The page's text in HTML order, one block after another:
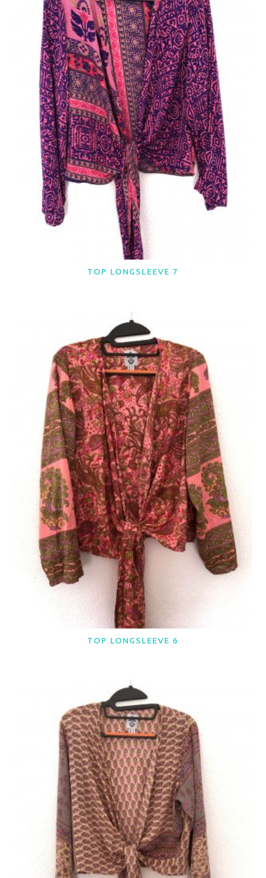
LER MAIS
TOP LONGSLEEVE 7
LER MAIS
TOP LONGSLEEVE 6